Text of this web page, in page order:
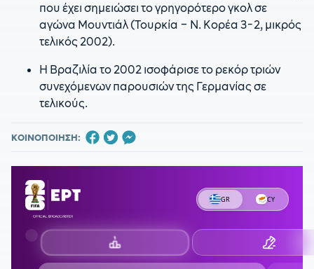
που έχει σημειώσει το γρηγορότερο γκολ σε
αγώνα Μουντιάλ (Τουρκία – Ν. Κορέα 3-2, μικρός
τελικός 2002).
Η Βραζιλία το 2002 ισοφάρισε το ρεκόρ τριών
συνεχόμενων παρουσιών της Γερμανίας σε
τελικούς.
ΚΟΙΝΟΠΟΙΗΣΗ: